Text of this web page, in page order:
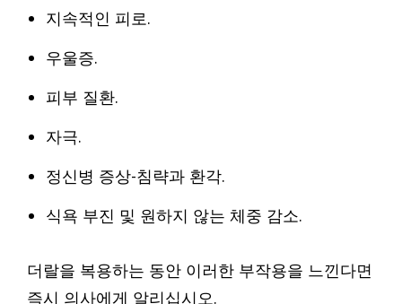
지속적인 피로.
우울증.
피부 질환.
자극.
정신병 증상-침략과 환각.
식욕 부진 및 원하지 않는 체중 감소.
더랄을 복용하는 동안 이러한 부작용을 느낀다면
즉시 의사에게 알리십시오.